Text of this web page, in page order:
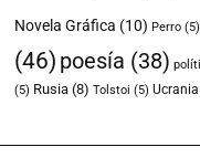
Novela Gráfica (10) Perro (5)
(46) poesía (38)
(5) Rusia (8) Tolstoi (5) Ucrania